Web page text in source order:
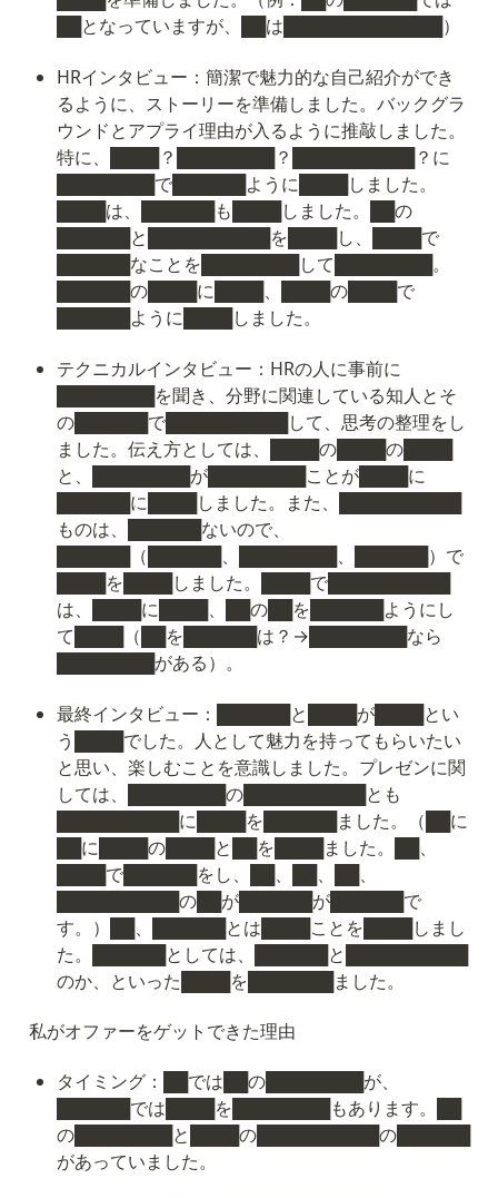
██となっていますが、██は█████████████）
HRインタビュー：簡潔で魅力的な自己紹介ができ
るように、ストーリーを準備しました。バックグラ
ウンドとアプライ理由が入るように推敲しました。
特に、████？████████？██████████？に
████████で██████ように████しました。
████は、██████も████しました。██の
██████と██████████を████し、████で
██████なことを████████して████████。
██████の████に████、████の████で
██████ように████しました。
テクニカルインタビュー：HRの人に事前に
████████を聞き、分野に関連している知人とそ
の██████で██████████して、思考の整理をし
ました。伝え方としては、████の████の████
と、████████が████████ことが████に
██████に████しました。また、██████████
ものは、██████ないので、
██████（██████、████████、██████）で
████を████しました。████で██████████
は、████に████、██の██を██████ようにし
て████（██を██████は？→████████なら
████████がある）。
最終インタビュー：██████と████が████とい
う████でした。人として魅力を持ってもらいたい
と思い、楽しむことを意識しました。プレゼンに関
しては、████████の██████████とも
██████████に████を██████ました。（██に
██に████の████と██を████ました。██、
████で██████をし、██、██、██、
██████████の██が██████が██████で
す。）██、██████とは████ことを████しまし
た。██████としては、██████と██████████
のか、といった████を███████ました。
私がオファーをゲットできた理由
タイミング：██では██の████████が、
██████では████を████████もあります。██
の████████と████の██████████の██████
があっていました。